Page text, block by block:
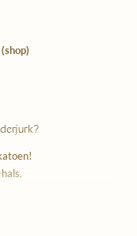
biokatoen en zijn
voelt als satijn op je